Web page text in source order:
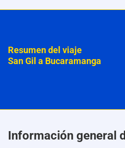
Resumen del viaje
San Gil a Bucaramanga
Información general